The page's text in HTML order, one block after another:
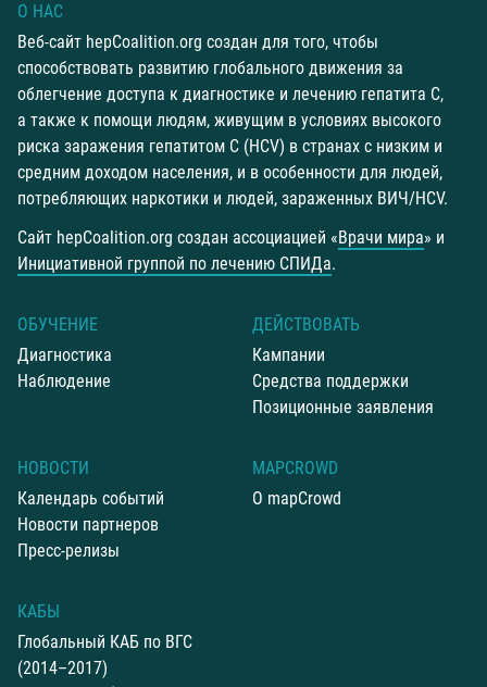
О НАС
Веб-сайт hepCoalition.org создан для того, чтобы
способствовать развитию глобального движения за
облегчение доступа к диагностике и лечению гепатита С,
а также к помощи людям, живущим в условиях высокого
риска заражения гепатитом С (HCV) в странах с низким и
средним доходом населения, и в особенности для людей,
потребляющих наркотики и людей, зараженных ВИЧ/HCV.
Сайт hepCoalition.org создан ассоциацией «Врачи мира» и
Инициативной группой по лечению СПИДа.
OБУЧЕНИЕ
Диагностика
Наблюдение
ДЕЙСТВОВАТЬ
Кампании
Средства поддержки
Позиционные заявления
НОВОСТИ
Календарь событий
Новости партнеров
Пресс-релизы
MAPCROWD
О mapCrowd
КАБЫ
Глобальный КАБ по ВГС
(2014–2017)